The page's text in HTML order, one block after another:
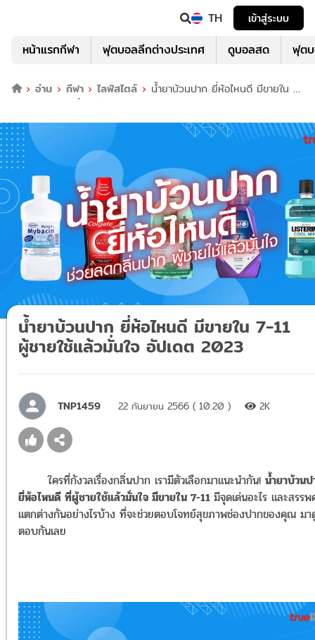
TH เข้าสู่ระบบ
หน้าแรกกีฬา ฟุตบอลลีกต่างประเทศ ดูบอลสด ฟุต
อ่าน กีฬา ไลฟ์สไตล์
น้ำยาบ้วนปาก ยี่ห้อไหนดี มีขายใน 7-
11 ผู้ชายใช้แล้วมั่นใจ อัปเดต 2023
น้ำยาบ้วนปาก ยี่ห้อไหนดี มีขายใน 7-11
ผู้ชายใช้แล้วมั่นใจ อัปเดต 2023
TNP1459 22 กันยายน 2566 ( 10:20 ) 2K
ใครที่กังวลเรื่องกลิ่นปาก เรามีตัวเลือกมาแนะนำกัน! น้ำยาบ้วน
ยี่ห้อไหนดี ที่ผู้ชายใช้แล้วมั่นใจ มีขายใน 7-11 มีจุดเด่นอะไร และสรร
แตกต่างกันอย่างไรบ้าง ที่จะช่วยตอบโจทย์สุขภาพช่องปากของคุณ มา
ตอบกันเลย